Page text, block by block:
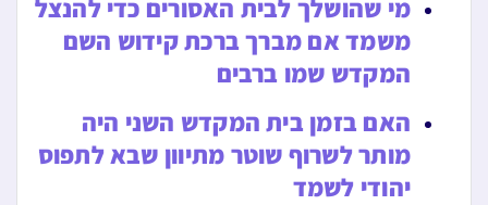
מי שהושלך לבית האסורים כדי להנצל
משמד אם מברך ברכת קידוש השם
המקדש שמו ברבים
האם בזמן בית המקדש השני היה
מותר לשרוף שוטר מתיוון שבא לתפוס
יהודי לשמד